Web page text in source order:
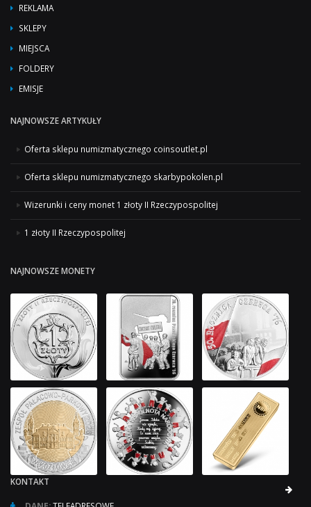
REKLAMA
SKLEPY
MIEJSCA
FOLDERY
EMISJE
NAJNOWSZE ARTYKUŁY
Oferta sklepu numizmatycznego coinsoutlet.pl
Oferta sklepu numizmatycznego skarbypokolen.pl
Wizerunki i ceny monet 1 złoty II Rzeczypospolitej
1 złoty II Rzeczypospolitej
NAJNOWSZE MONETY
KONTAKT